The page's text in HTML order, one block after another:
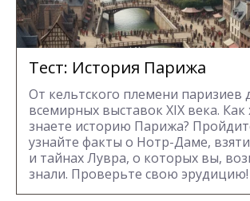
Тест: История Парижа
От кельтского племени паризиев
всемирных выставок XIX века.
знаете историю Парижа?
узнайте факты о Нотр-Даме,
и тайнах Лувра, о которых вы,
знали. Проверьте свою эрудицию!